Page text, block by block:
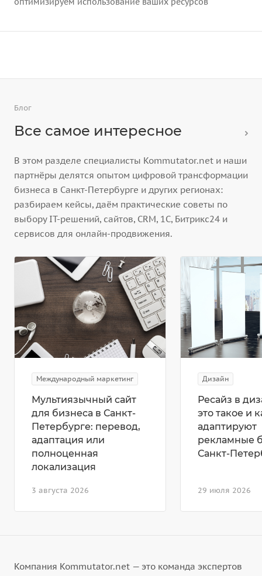
Блог
Все самое интересное
В этом разделе специалисты Kommutator.net и наши
партнёры делятся опытом цифровой трансформации
бизнеса в Санкт-Петербурге и других регионах:
разбираем кейсы, даём практические советы по
выбору IT-решений, сайтов, CRM, 1С, Битрикс24 и
сервисов для онлайн-продвижения.
Международный маркетинг
3 августа 2026
Мультиязычный сайт
для бизнеса в Санкт-
Петербурге: перевод,
адаптация или
полноценная
локализация
Дизайн
29 июля 2026
Ресайз в
это такое и
адаптируют
рекламные
Санкт-
Компания Kommutator.net — это команда экспертов